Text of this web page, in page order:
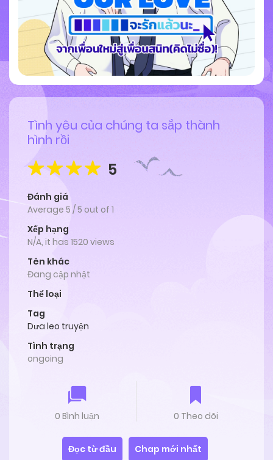
Tình yêu của chúng ta sắp thành
hình rồi
5
Đánh giá
Average 5 /5 out of 1
Xếp hạng
N/A, it has 1520 views
Tên khác
Đang cập nhật
Thể loại
Tag
Dưa leo truyện
Tình trạng
ongoing
0 Bình luận 0 Theo dõi
Đọc từ đầu Chap mới nhất